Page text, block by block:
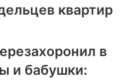
квартир
в
и бабушки: